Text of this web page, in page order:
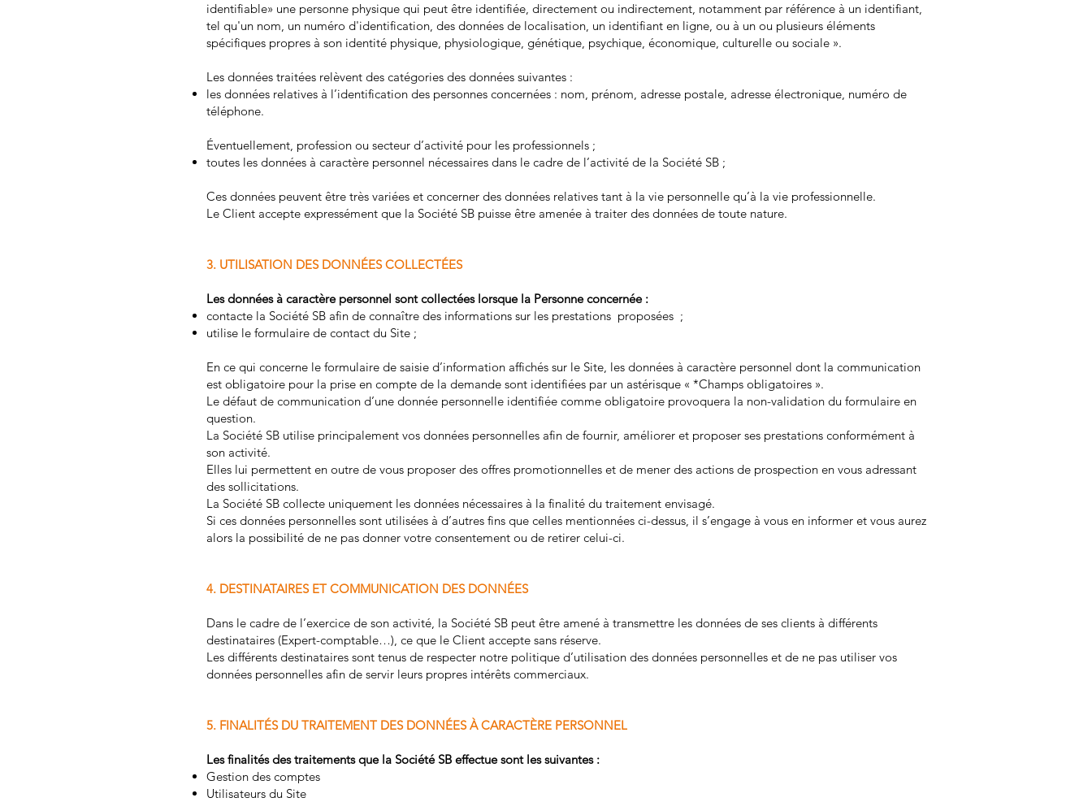
identifiable» une personne physique qui peut être identifiée, directement ou indirectement, notamment par référence à un identifiant,
tel qu'un nom, un numéro d'identification, des données de localisation, un identifiant en ligne, ou à un ou plusieurs éléments
spécifiques propres à son identité physique, physiologique, génétique, psychique, économique, culturelle ou sociale ».
Les données traitées relèvent des catégories des données suivantes :
les données relatives à l’identification des personnes concernées : nom, prénom, adresse postale, adresse électronique, numéro de
téléphone.
Éventuellement, profession ou secteur d’activité pour les professionnels ;
toutes les données à caractère personnel nécessaires dans le cadre de l’activité de la Société SB ;
Ces données peuvent être très variées et concerner des données relatives tant à la vie personnelle qu’à la vie professionnelle.
Le Client accepte expressément que la Société SB puisse être amenée à traiter des données de toute nature.
3. UTILISATION DES DONNÉES COLLECTÉES
Les données à caractère personnel sont collectées lorsque la Personne concernée :
contacte la Société SB afin de connaître des informations sur les prestations proposées ;
utilise le formulaire de contact du Site ;
En ce qui concerne le formulaire de saisie d’information affichés sur le Site, les données à caractère personnel dont la communication
est obligatoire pour la prise en compte de la demande sont identifiées par un astérisque « *Champs obligatoires ».
Le défaut de communication d’une donnée personnelle identifiée comme obligatoire provoquera la non-validation du formulaire en
question.
La Société SB utilise principalement vos données personnelles afin de fournir, améliorer et proposer ses prestations conformément à
son activité.
Elles lui permettent en outre de vous proposer des offres promotionnelles et de mener des actions de prospection en vous adressant
des sollicitations.
La Société SB collecte uniquement les données nécessaires à la finalité du traitement envisagé.
Si ces données personnelles sont utilisées à d’autres fins que celles mentionnées ci-dessus, il s’engage à vous en informer et vous aurez
alors la possibilité de ne pas donner votre consentement ou de retirer celui-ci.
4. DESTINATAIRES ET COMMUNICATION DES DONNÉES
Dans le cadre de l’exercice de son activité, la Société SB peut être amené à transmettre les données de ses clients à différents
destinataires (Expert-comptable…), ce que le Client accepte sans réserve.
Les différents destinataires sont tenus de respecter notre politique d’utilisation des données personnelles et de ne pas utiliser vos
données personnelles afin de servir leurs propres intérêts commerciaux.
5. FINALITÉS DU TRAITEMENT DES DONNÉES À CARACTÈRE PERSONNEL
Les finalités des traitements que la Société SB effectue sont les suivantes :
Gestion des comptes
Utilisateurs du Site